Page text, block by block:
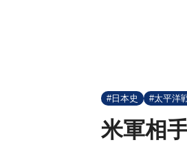
#日本史 #太平洋
米軍相